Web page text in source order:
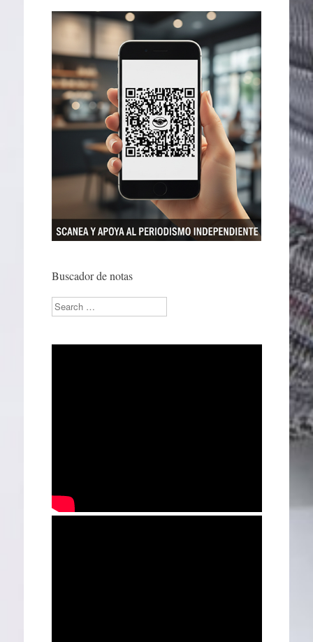
Buscador de notas
Search